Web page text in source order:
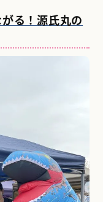
る！源氏丸の